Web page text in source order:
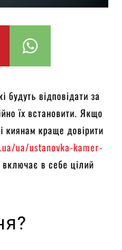
будуть відповідати за
їх встановити. Якщо
киянам краще довірити
ua/ustanovka-kamer-
в себе цілий